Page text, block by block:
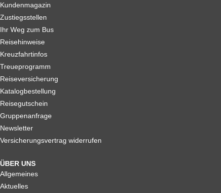
Kundenmagazin
Zustiegsstellen
Ihr Weg zum Bus
Reisehinweise
Kreuzfahrtinfos
Treueprogramm
Reiseversicherung
Katalogbestellung
Reisegutschein
Gruppenanfrage
Newsletter
Versicherungsvertrag widerrufen
ÜBER UNS
Allgemeines
Aktuelles